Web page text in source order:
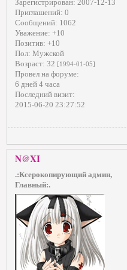
Зарегистрирован: 2007-12-13
Приглашений: 0
Сообщений: 1062
Уважение: +10
Позитив: +10
Пол: Мужской
Возраст: 32 [1994-01-05]
Провел на форуме:
6 дней 4 часа
Последний визит:
2015-06-20 23:27:52
N@XI
.:Ксерокопирующий админ,
Главный:.